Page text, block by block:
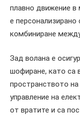
плавно движение
е
комбиниране
Зад волана е
шофиране, като са
пространството
управление на
от вратите и са